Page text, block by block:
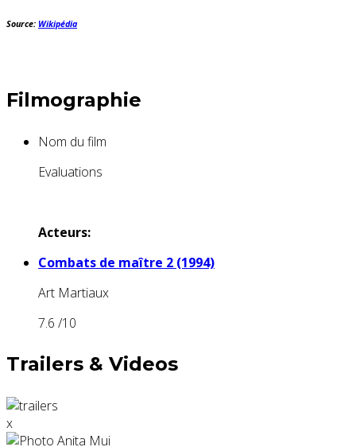
Source: Wikipédia
Filmographie
Nom du film
Evaluations
Acteurs:
Combats de maître 2 (1994)
Art Martiaux
7.6 /10
Trailers & Videos
x